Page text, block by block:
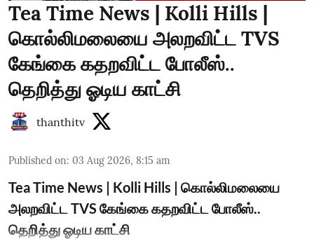
Tea Time News | Kolli Hills |
கொல்லிமலையை அலறவிட்ட TVS
கேங்கை கதறவிட்ட போலீஸ்..
தெறித்து ஓடிய காட்சி
thanthitv
Published on: 03 Aug 2026, 8:15 am
Tea Time News | Kolli Hills | கொல்லிமலையை
அலறவிட்ட TVS கேங்கை கதறவிட்ட போலீஸ்..
தெறித்து ஓடிய காட்சி